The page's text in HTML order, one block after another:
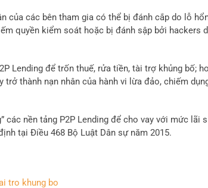
của các bên tham gia có thể bị đánh cắp do lỗ
quyền kiểm soát hoặc bị đánh sập bởi hackers
Lending để trốn thuế, rửa tiền, tài trợ khủng bố;
thành nạn nhân của hành vi lừa đảo, chiếm
các nền tảng P2P Lending để cho vay với mức lãi
tại Điều 468 Bộ Luật Dân sự năm 2015.